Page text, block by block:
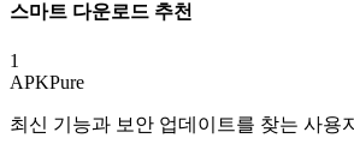
스마트 다운로드 추천
1
APKPure
최신 기능과 보안 업데이트를 찾는 사용